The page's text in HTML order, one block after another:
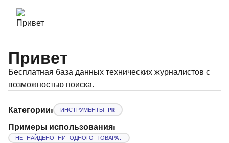
Привет
Бесплатная база данных технических журналистов с
возможностью поиска.
Категории: ИНСТРУМЕНТЫ PR
Примеры использования:
НЕ НАЙДЕНО НИ ОДНОГО ТОВАРА.